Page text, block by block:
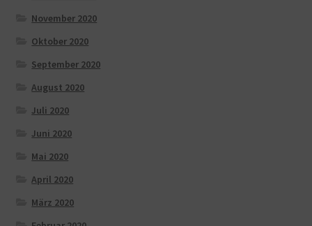
November 2020
Oktober 2020
September 2020
August 2020
Juli 2020
Juni 2020
Mai 2020
April 2020
März 2020